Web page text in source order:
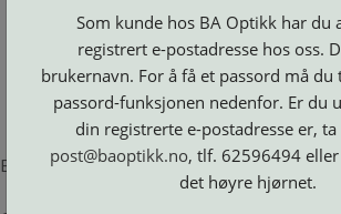
OSS
BESTILL
DELER
LOGG INN
Brillerens
Brillesnorer
Clip-
on
Suncover
Etuier
Innfatninger
Lesebriller
Luper
og
Speil
Maskiner
Microkluter
Neseputer
Se alle kategorier
Error loading product page.
Som kunde hos BA Optikk har du
registrert e-postadresse hos oss.
brukernavn. For å få et passord må du
passord-funksjonen nedenfor. Er du
din registrerte e-postadresse er,
post@baoptikk.no, tlf. 62596494
det høyre hjørnet.